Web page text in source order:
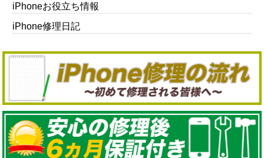
iPhoneお役立ち情報
iPhone修理日記